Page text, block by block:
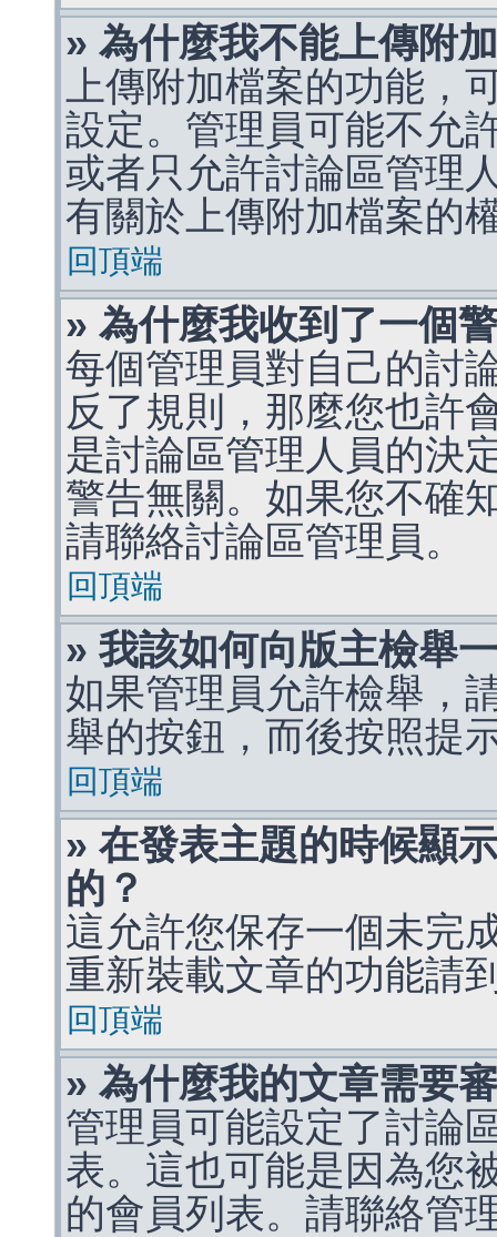
» 為什麼我不能上傳附
上傳附加檔案的功能，
設定。管理員可能不允
或者只允許討論區管理
有關於上傳附加檔案的
回頂端
» 為什麼我收到了一個
每個管理員對自己的討
反了規則，那麼您也許
是討論區管理人員的決
警告無關。如果您不確
請聯絡討論區管理員。
回頂端
» 我該如何向版主檢舉
如果管理員允許檢舉，
舉的按鈕，而後按照提
回頂端
» 在發表主題的時候顯
的？
這允許您保存一個未完
重新裝載文章的功能請
回頂端
» 為什麼我的文章需要
管理員可能設定了討論
表。這也可能是因為您
的會員列表。請聯絡管